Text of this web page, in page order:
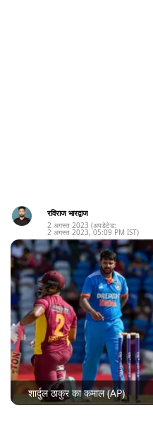
रविराज भारद्वाज
2 अगस्त 2023 (अपडेटेड:
2 अगस्त 2023, 05:09 PM IST)
शार्दुल ठाकुर का कमाल (AP)